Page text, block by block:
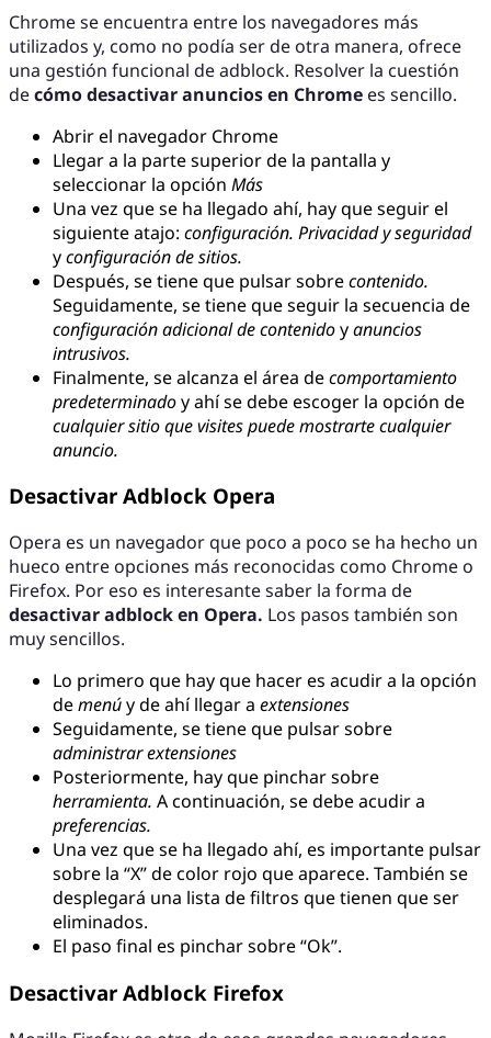
Chrome se encuentra entre los navegadores más
utilizados y, como no podía ser de otra manera, ofrece
una gestión funcional de adblock. Resolver la cuestión
decómo desactivar anuncios en Chrome es sencillo.
Abrir el navegador Chrome
Llegar a la parte superior de la pantalla y
seleccionar la opción Más
Una vez que se ha llegado ahí, hay que seguir el
siguiente atajo: configuración. Privacidad y seguridad
yconfiguración de sitios.
Después, se tiene que pulsar sobrecontenido.
Seguidamente, se tiene que seguir la secuencia de
configuración adicional de contenidoyanuncios
intrusivos.
Finalmente, se alcanza el área decomportamiento
predeterminadoy ahí se debe escoger la opción de
cualquier sitio que visites puede mostrarte cualquier
anuncio.
Desactivar Adblock Opera
Opera es un navegador que poco a poco se ha hecho un
hueco entre opciones más reconocidas como Chrome o
Firefox. Por eso es interesante saber la forma de
desactivar adblock en Opera. Los pasos también son
muy sencillos.
Lo primero que hay que hacer es acudir a la opción
demenúy de ahí llegar a extensiones
Seguidamente, se tiene que pulsar sobre
administrar extensiones
Posteriormente, hay que pinchar sobre
herramienta. A continuación, se debe acudir a
preferencias.
Una vez que se ha llegado ahí, es importante pulsar
sobre la “X” de color rojo que aparece. También se
desplegará una lista de filtros que tienen que ser
eliminados.
El paso final es pinchar sobre “Ok”.
Desactivar Adblock Firefox